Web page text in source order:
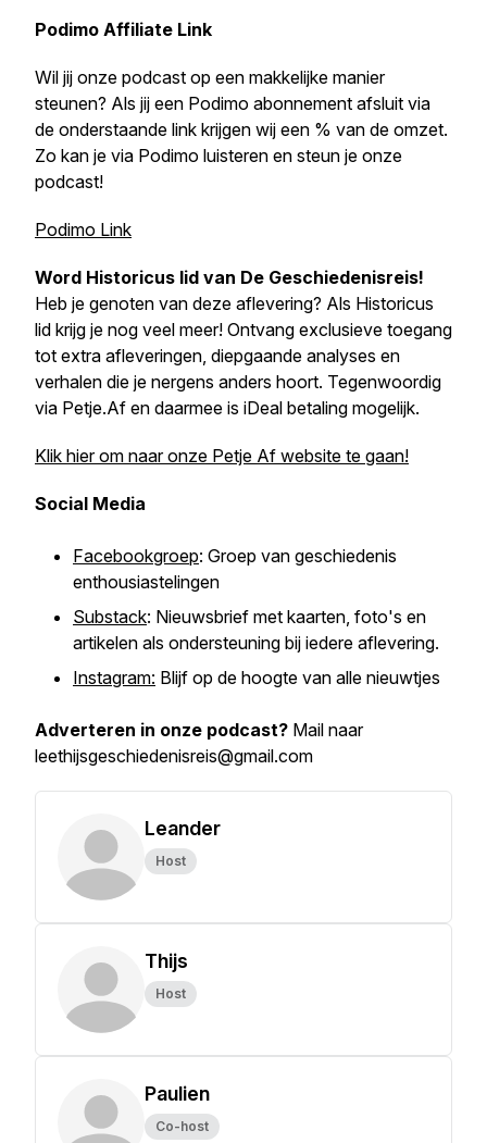
Podimo Affiliate Link
Wil jij onze podcast op een makkelijke manier
steunen? Als jij een Podimo abonnement afsluit via
de onderstaande link krijgen wij een % van de omzet.
Zo kan je via Podimo luisteren en steun je onze
podcast!
Podimo Link
Word Historicus lid van De Geschiedenisreis!
Heb je genoten van deze aflevering? Als Historicus
lid krijg je nog veel meer! Ontvang exclusieve toegang
tot extra afleveringen, diepgaande analyses en
verhalen die je nergens anders hoort. Tegenwoordig
via Petje.Af en daarmee is iDeal betaling mogelijk.
Klik hier om naar onze Petje Af website te gaan!
Social Media
Facebookgroep: Groep van geschiedenis
enthousiastelingen
Substack: Nieuwsbrief met kaarten, foto's en
artikelen als ondersteuning bij iedere aflevering.
Instagram: Blijf op de hoogte van alle nieuwtjes
Adverteren in onze podcast? Mail naar
leethijsgeschiedenisreis@gmail.com
Leander
Host
Thijs
Host
Paulien
Co-host